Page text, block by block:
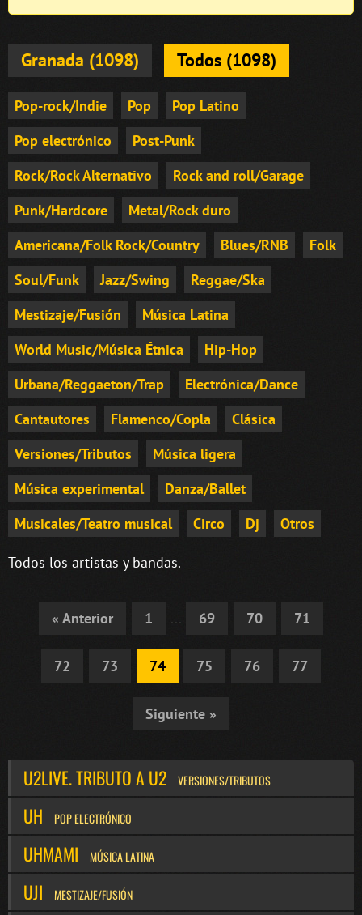
Granada (1098) Todos (1098)
Pop-rock/Indie Pop
Pop Latino
Pop electrónico
Post-Punk
Rock/Rock Alternativo
Rock and roll/Garage
Punk/Hardcore
Metal/Rock duro
Americana/Folk Rock/Country
Blues/RNB
Folk
Soul/Funk
Jazz/Swing
Reggae/Ska
Mestizaje/Fusión
Música Latina
World Music/Música Étnica
Hip-Hop
Urbana/Reggaeton/Trap
Electrónica/Dance
Cantautores
Flamenco/Copla
Clásica
Versiones/Tributos
Música ligera
Música experimental
Danza/Ballet
Musicales/Teatro musical
Circo Dj Otros
Todos los artistas y bandas.
« Anterior 1 ... 69 70 71
72 73 74 75 76 77
Siguiente »
U2LIVE. TRIBUTO A U2 VERSIONES/TRIBUTOS
UH POP ELECTRÓNICO
UHMAMI MÚSICA LATINA
UJI MESTIZAJE/FUSIÓN